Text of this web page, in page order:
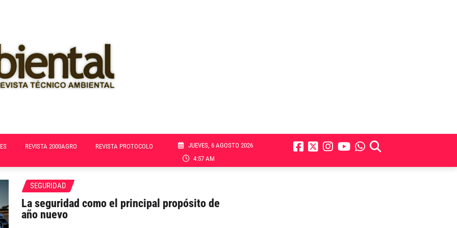
REVISTA 2000AGRO REVISTA PROTOCOLO
JUEVES, 6 AGOSTO 2026
4:57 AM
SEGURIDAD
La seguridad como el principal propósito de
año nuevo